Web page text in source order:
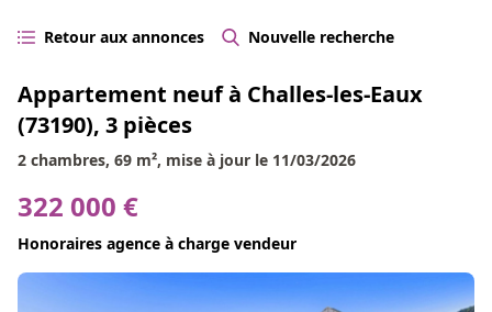
Retour aux annonces Nouvelle recherche
Appartement neuf à Challes-les-Eaux
(73190), 3 pièces
2 chambres, 69 m², mise à jour le 11/03/2026
322 000 €
Honoraires agence à charge vendeur